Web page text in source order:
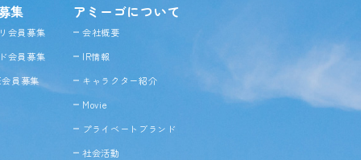
集
会員募集
会員募集
員募集
アミーゴについて
会社概要
IR情報
キャラクター紹介
Movie
プライベートブランド
社会活動